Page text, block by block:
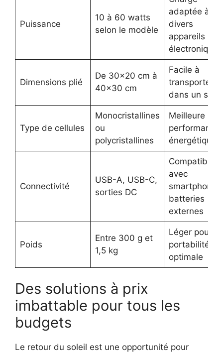
Puissance
10 à 60 watts
selon le modèle
adaptée à
divers
appareils
électroniques
Dimensions plié
De 30×20 cm à
40×30 cm
Facile à
transporter
dans un sac
Type de cellules
Monocristallines
ou
polycristallines
Meilleure
performance
énergétique
Connectivité
USB-A, USB-C,
sorties DC
Compatibilité
avec
batteries
externes
Poids
Entre 300 g et
1,5 kg
Léger pour
portabilité
optimale
Des solutions à prix
imbattable pour tous les
budgets
Le retour du soleil est une opportunité pour